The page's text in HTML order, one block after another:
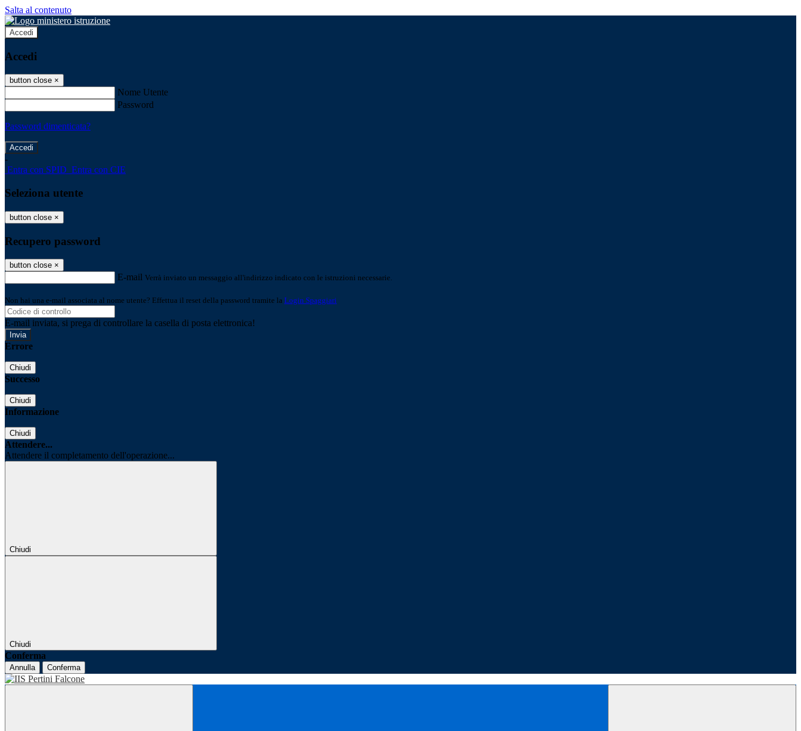
Salta al contenuto
Accedi
Accedi
button close ×
Nome Utente
Password
Password dimenticata?
-
Entra con SPID Entra con CIE
Seleziona utente
button close ×
Recupero password
button close ×
E-mail Verrà inviato un messaggio all'indirizzo indicato con le istruzioni necessarie.
Non hai una e-mail associata al nome utente? Effettua il reset della password tramite la Login Spaggiari
E-mail inviata, si prega di controllare la casella di posta elettronica!
Errore
Chiudi
Successo
Chiudi
Informazione
Chiudi
Attendere...
Attendere il completamento dell'operazione...
Chiudi
Chiudi
Conferma
Annulla Conferma